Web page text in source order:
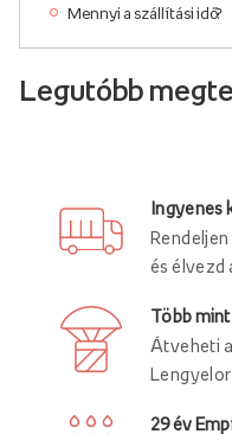
Mennyi a szállítási idő?
Legutóbb
Ingyenes
és élvezd
Több
Átveheti
29 év